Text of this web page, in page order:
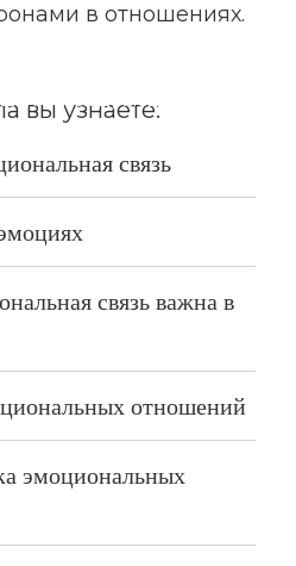
в отношениях.
вы узнаете:
связь
связь важна в
отношений
эмоциональных